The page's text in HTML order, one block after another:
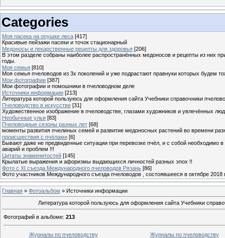
Categories
Моя пасека на опушке леса [417]
Красивые пейзажи пасеки и точок стационарный
Медоносы и лекарственные рецепты для здоровья [206]
В этом разделе собраны наиболее распространённых медоносов и рецепты из них
годы.
Моя семья [810]
Моя семья пчеловодов из 3х поколений и уже подрастают правнуки которых будем
Мои фотографии [387]
Мои фотографии и помошники в пчеловодном деле
Источники информации [213]
Литература которой пользуюсь для оформления сайта Учебники справочники
Пчеловодство в искусстве [31]
Художественное изображение в пчеловодстве, глазами художников и увлечённых
Необычные ульи [83]
Пчеловодные сезоны разных лет [68]
моменты развития пчелиных семей и развитие медоносных растений во времени
происшествия с пчёлами [6]
Бывают даже не предвиденные ситуации при перевозке пчёл, и с собой необходимо
аварий и проблем !!!
Цитаты знаменитостей [145]
Крылатые выражения и афоризмы выдающихся личностей разных эпох !!
Фото с XI съезда Международного пчеловодов Рязань [86]
Фото участников Международного съезда пчеловодов , состоявшееся в октябре 2018
Главная » Фотоальбом » Источники информации
Литература которой пользуюсь для оформления сайта Учебники
Фотографий в альбоме: 213
Журналы по пчеловодству Журналы по пчеловодству